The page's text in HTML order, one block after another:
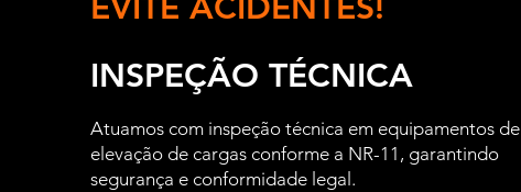
INSPEÇÃO TÉCNICA
Atuamos com inspeção técnica em equipamentos de
elevação de cargas conforme a NR-11, garantindo
segurança e conformidade legal.